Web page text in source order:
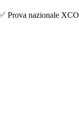
Prova nazionale XCO